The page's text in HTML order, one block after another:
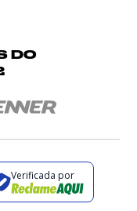
DO
Verificada por